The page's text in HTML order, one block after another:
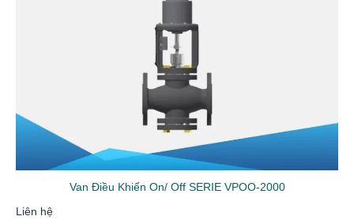
Van Điều Khiển On/ Off SERIE VPOO-2000
Liên hệ